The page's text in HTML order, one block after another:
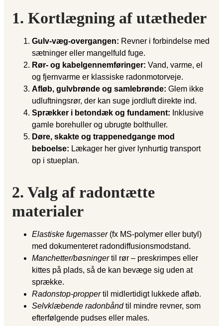
1. Kortlægning af utætheder
Gulv-væg-overgangen: Revner i forbindelse med
sætninger eller mangelfuld fuge.
Rør- og kabelgennemføringer: Vand, varme, el
og fjernvarme er klassiske radonmotorveje.
Afløb, gulvbrønde og samlebrønde: Glem ikke
udluftningsrør, der kan suge jordluft direkte ind.
Sprækker i betondæk og fundament: Inklusive
gamle borehuller og ubrugte bolthuller.
Døre, skakte og trappenedgange mod
beboelse: Lækager her giver lynhurtig transport
op i stueplan.
2. Valg af radontætte
materialer
Elastiske fugemasser(fx MS-polymer eller butyl)
med dokumenteret radondiffusionsmodstand.
Manchetter/bøsningertil rør – preskrimpes eller
kittes på plads, så de kan bevæge sig uden at
sprække.
Radonstop-proppertil midlertidigt lukkede afløb.
Selvklæbende radonbåndtil mindre revner, som
efterfølgende pudses eller males.